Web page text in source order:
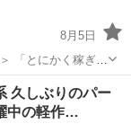
8月5日
きます。 ... 久しぶりのパー
中の軽作…